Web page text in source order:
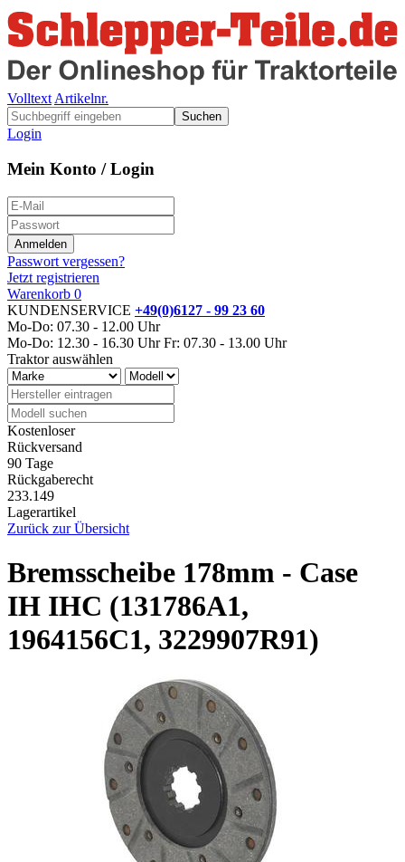
Volltext Artikelnr.
Suchen
Login
Mein Konto / Login
Passwort vergessen?
Jetzt registrieren
Warenkorb 0
KUNDENSERVICE +49(0)6127 - 99 23 60
Mo-Do: 07.30 - 12.00 Uhr
Mo-Do: 12.30 - 16.30 Uhr Fr: 07.30 - 13.00 Uhr
Traktor auswählen
Kostenloser
Rückversand
90 Tage
Rückgaberecht
233.149
Lagerartikel
Zurück zur Übersicht
Bremsscheibe 178mm - Case
IH IHC (131786A1,
1964156C1, 3229907R91)